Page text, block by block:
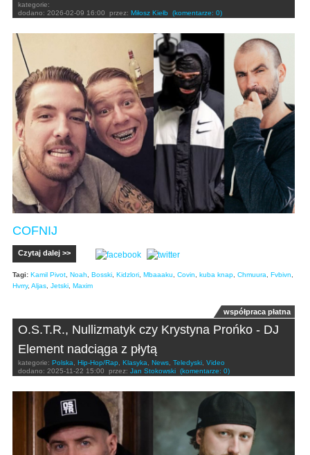
kategorie:
dodano: 2026-02-09 16:00 przez: Miłosz Kiełb (komentarze: 0)
COFNIJ
Czytaj dalej >>
Tagi: Kamil Pivot, Noah, Bosski, Kidzlori, Mbaaaku, Covin, kuba knap, Chmuura, Fvbivn,
Hvrry, Aljas, Jetski, Maxim
współpraca płatna
O.S.T.R., Nullizmatyk czy Krystyna Prońko - DJ
Element nadciąga z płytą
kategorie: Polska, Hip-Hop/Rap, Klasyka, News, Teledyski, Video
dodano: 2025-11-22 15:00 przez: Jan Stokowski (komentarze: 0)